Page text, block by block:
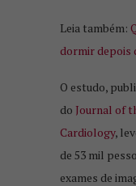
Leia também:
dormir depois
O estudo,
do Journal of
Cardiology,
de 53 mil
exames de